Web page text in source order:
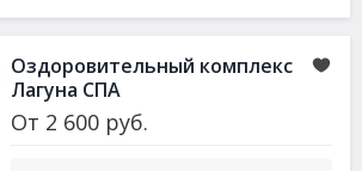
Оздоровительный комплекс
Лагуна СПА
От 2 600 руб.